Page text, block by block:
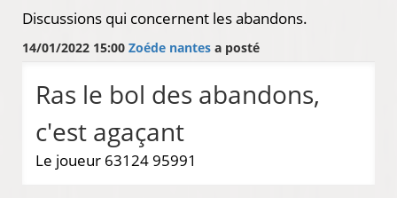
Discussions qui concernent les abandons.
14/01/2022 15:00 Zoéde nantes a posté
Ras le bol des abandons,
c'est agaçant
Le joueur 63124 95991